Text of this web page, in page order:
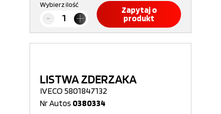
Wybierz ilość
Zapytaj o
produkt
LISTWA ZDERZAKA
IVECO 5801847132
Nr Autos 0380334